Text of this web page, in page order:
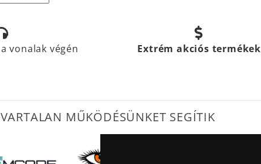
a vonalak végén Extrém akciós termékek
MŰKÖDÉSÜNKET SEGÍTIK